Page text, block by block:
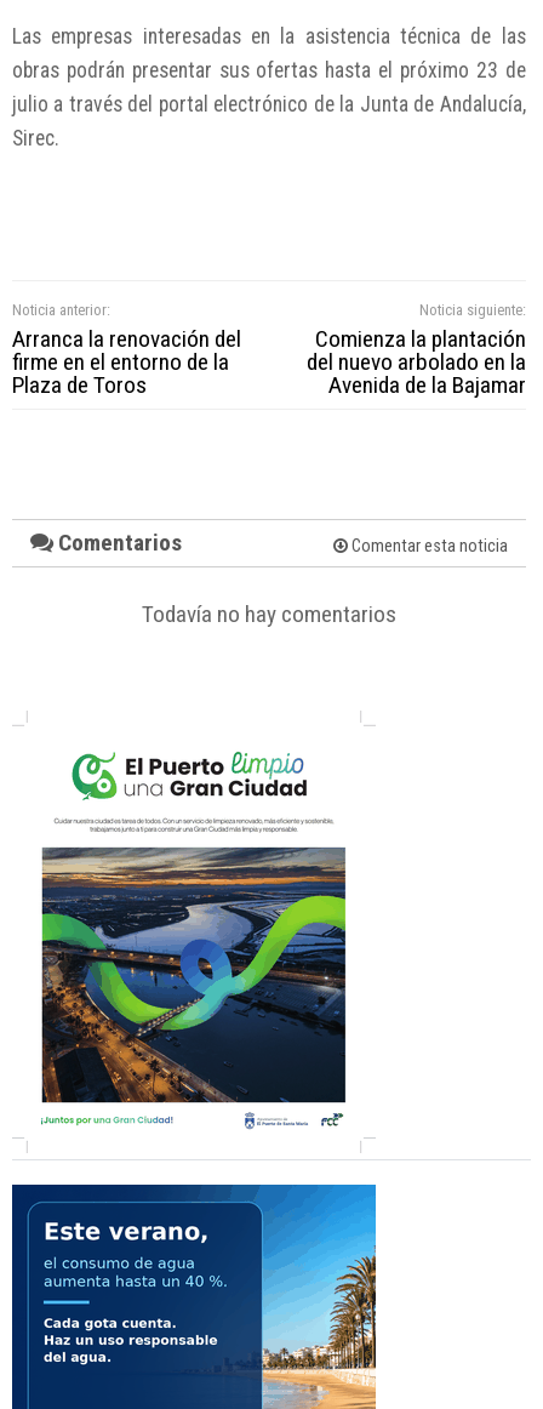
Las empresas interesadas en la asistencia técnica de las
obras podrán presentar sus ofertas hasta el próximo 23 de
julio a través del portal electrónico de la Junta de Andalucía,
Sirec.
Noticia anterior:
Arranca la renovación del
firme en el entorno de la
Plaza de Toros
Noticia siguiente:
Comienza la plantación
del nuevo arbolado en la
Avenida de la Bajamar
Comentarios Comentar esta noticia
Todavía no hay comentarios